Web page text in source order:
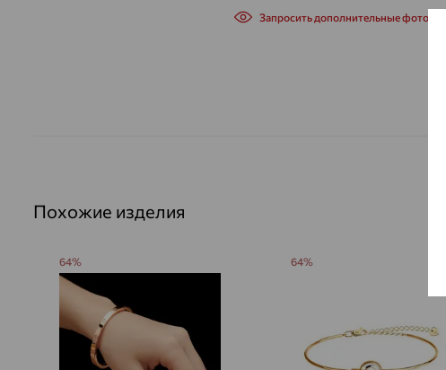
Запросить дополнительные фото
Похожие изделия
64% 64%